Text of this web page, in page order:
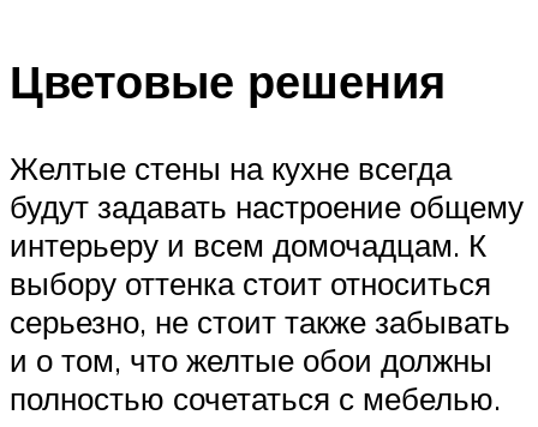
Цветовые решения
Желтые стены на кухне всегда
будут задавать настроение общему
интерьеру и всем домочадцам. К
выбору оттенка стоит относиться
серьезно, не стоит также забывать
и о том, что желтые обои должны
полностью сочетаться с мебелью.